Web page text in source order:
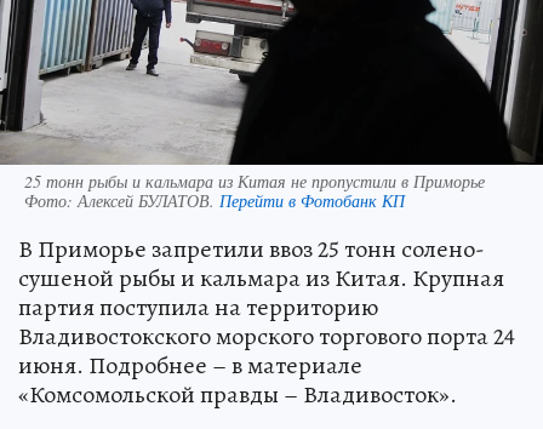
25 тонн рыбы и кальмара из Китая не пропустили в Приморье
Фото: Алексей БУЛАТОВ. Перейти в Фотобанк КП
В Приморье запретили ввоз 25 тонн солено-
сушеной рыбы и кальмара из Китая. Крупная
партия поступила на территорию
Владивостокского морского торгового порта 24
июня. Подробнее – в материале
«Комсомольской правды – Владивосток».